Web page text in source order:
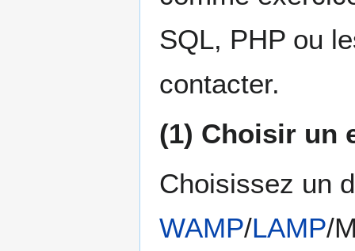
SQL, PHP ou
contacter.
(1) Choisir un
Choisissez un
WAMP/LAMP/